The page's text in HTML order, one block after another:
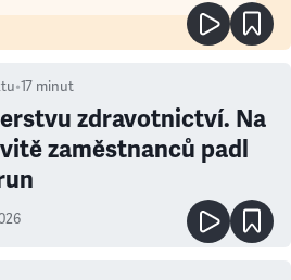
•17 minut
zdravotnictví. Na
zaměstnanců padl